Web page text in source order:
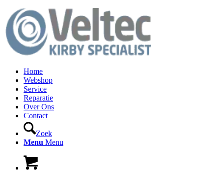
Home
Webshop
Service
Reparatie
Over Ons
Contact
Zoek
Menu Menu